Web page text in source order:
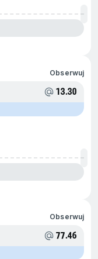
Obserwuj
13.30
Obserwuj
77.46